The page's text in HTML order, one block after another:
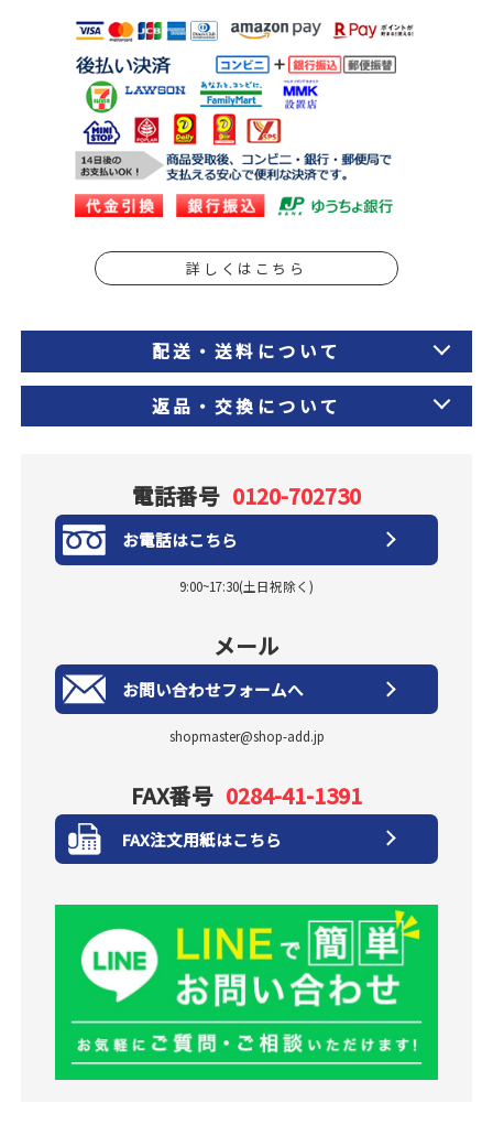
詳しくはこちら
配送・送料について
返品・交換について
電話番号 0120-702730
お電話はこちら
9:00~17:30(土日祝除く)
メール
お問い合わせフォームへ
shopmaster@shop-add.jp
FAX番号 0284-41-1391
FAX注文用紙はこちら